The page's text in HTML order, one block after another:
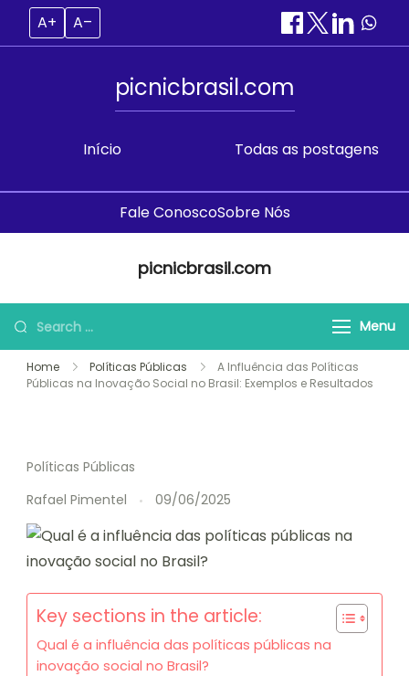
A+ A–
Início
picnicbrasil.com
Todas as postagens
Fale ConoscoSobre Nós
picnicbrasil.com
Search
for:
Menu
Home Políticas Públicas
A Influência das Políticas
Públicas na Inovação Social no Brasil: Exemplos e Resultados
Políticas Públicas
Rafael Pimentel
09/06/2025
Key sections in the article:
Qual é a influência das políticas públicas na
inovação social no Brasil?